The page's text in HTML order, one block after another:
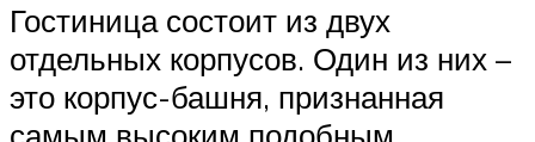
Гостиница состоит из двух
отдельных корпусов. Один из них –
это корпус-башня, признанная